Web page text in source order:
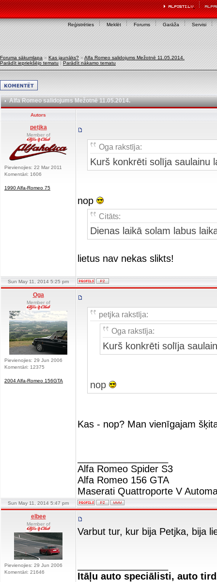
Reģistrēties Meklēt Forums Garāža Servisi
Foruma sākumlapa » Kas jaunāks? » Alfa Romeo salidojums Mežotnē 11.05.2014.
Parādīt iepriekšējo tematu | Parādīt nākamo tematu
Alfa Romeo salidojums Mežotnē 11.05.2014.
Autors
petjka
Member of
Pievienojies: 22 Mar 2011
Komentāri: 1606
1990 Alfa-Romeo 75
Oga rakstīja:
Kurš konkrēti solīja saulainu
nop
Citāts:
Dienas laikā solam labus
lietus nav nekas slikts!
Sun May 11, 2014 5:25 pm
Oga
Member of
Pievienojies: 29 Jun 2006
Komentāri: 12375
2004 Alfa-Romeo 156GTA
petjka rakstīja:
Oga rakstīja:
Kurš konkrēti solīja
nop
Kas - nop? Man vienīgajam
Alfa Romeo Spider S3
Alfa Romeo 156 GTA
Maserati Quattroporte V
Sun May 11, 2014 5:47 pm
elbee
Member of
Pievienojies: 29 Jun 2006
Komentāri: 21646
Varbut tur, kur bija Petjka, bija
Itāļu auto speciālisti, auto